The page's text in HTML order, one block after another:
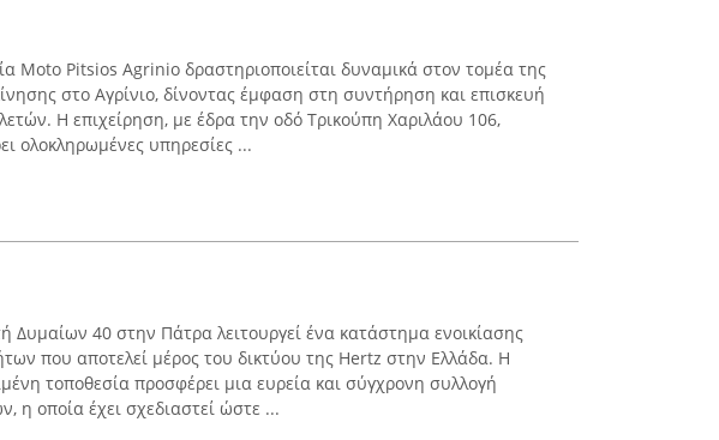
Moto Pitsios Agrinio δραστηριοποιείται δυναμικά στον τομέα της
στο Αγρίνιο, δίνοντας έμφαση στη συντήρηση και επισκευή
Η επιχείρηση, με έδρα την οδό Τρικούπη Χαριλάου 106,
ολοκληρωμένες υπηρεσίες ...
Δυμαίων 40 στην Πάτρα λειτουργεί ένα κατάστημα ενοικίασης
που αποτελεί μέρος του δικτύου της Hertz στην Ελλάδα. Η
τοποθεσία προσφέρει μια ευρεία και σύγχρονη συλλογή
η οποία έχει σχεδιαστεί ώστε ...